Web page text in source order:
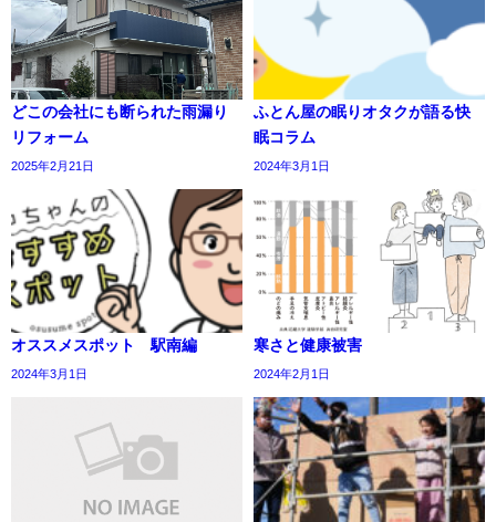
どこの会社にも断られた雨漏り
リフォーム
2025年2月21日
ふとん屋の眠りオタクが語る快
眠コラム
2024年3月1日
オススメスポット 駅南編
2024年3月1日
寒さと健康被害
2024年2月1日